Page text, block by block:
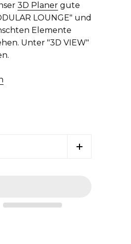
3D Planer gute
LOUNGE" und
Elemente
Unter "3D VIEW"